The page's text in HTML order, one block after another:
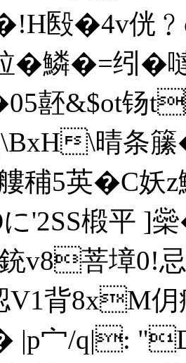
殹�4v侊
鱗�=纼
噽&$ot钖
,\BxH\晴条
秿5英�C
'2SS椴平 ]
v8菩墇
背8xM仴
� |p宀/q|: